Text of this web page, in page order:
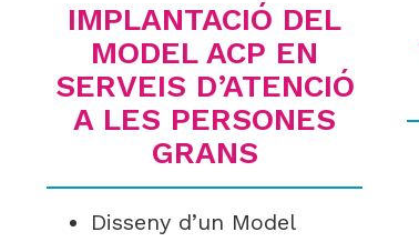
IMPLANTACIÓ DEL
MODEL ACP EN
SERVEIS D’ATENCIÓ
A LES PERSONES
GRANS
Disseny d’un Model